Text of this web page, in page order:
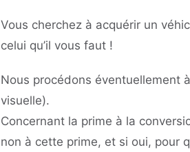
Vous cherchez à acquérir un
celui qu’il vous faut !
Nous procédons éventuellement
visuelle).
Concernant la prime à la
non à cette prime, et si oui, pour